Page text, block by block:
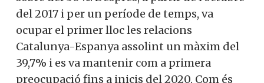
partir de l’octubre del 2017 i per un
període de temps, va ocupar el primer lloc
les relacions Catalunya-Espanya assolint
un màxim del 39,7% i es va mantenir com
a primera preocupació fins a inicis del